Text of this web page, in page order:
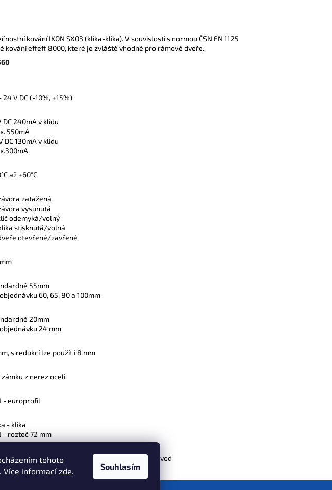
tohoto
Více informacízde. Souhlasím
kování IKON SX03 (klika-klika). V souvislosti s normou ČSN EN 1125
kování effeff 8000, které je zvláště vhodné pro rámové dveře.
24 V DC (-10%, +15%)
DC 240mA v klidu
550mA
DC 130mA v klidu
až +60°C
zatažená
vysunutá
odemyká/volný
stisknutá/volná
otevřené/zavřené
55mm
60, 65, 80 a 100mm
20mm
24 mm
s redukcí lze použít i 8 mm
z nerez oceli
- europrofil
- klika
- rozteč 72 mm
upevňovací šrouby, redukce z 9 na 8 mm a návod